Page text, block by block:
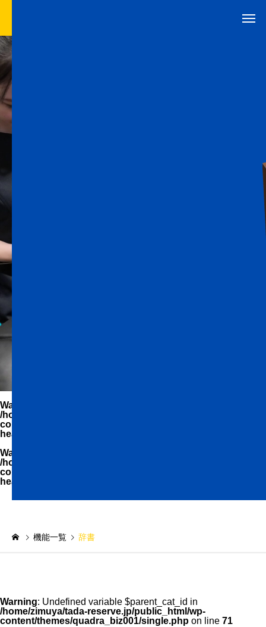
Warning
/home/zimuya/tada-reserve.jp/public_html/wp-
content/themes/quadra_biz001/template-parts/page-
header-title.php
Warning
/home/zimuya/tada-reserve.jp/public_html/wp-
content/themes/quadra_biz001/template-parts/page-
header-title.php
機能一覧 辞書
Warning: Undefined variable $parent_cat_id in
/home/zimuya/tada-reserve.jp/public_html/wp-
content/themes/quadra_biz001/single.php on line 71